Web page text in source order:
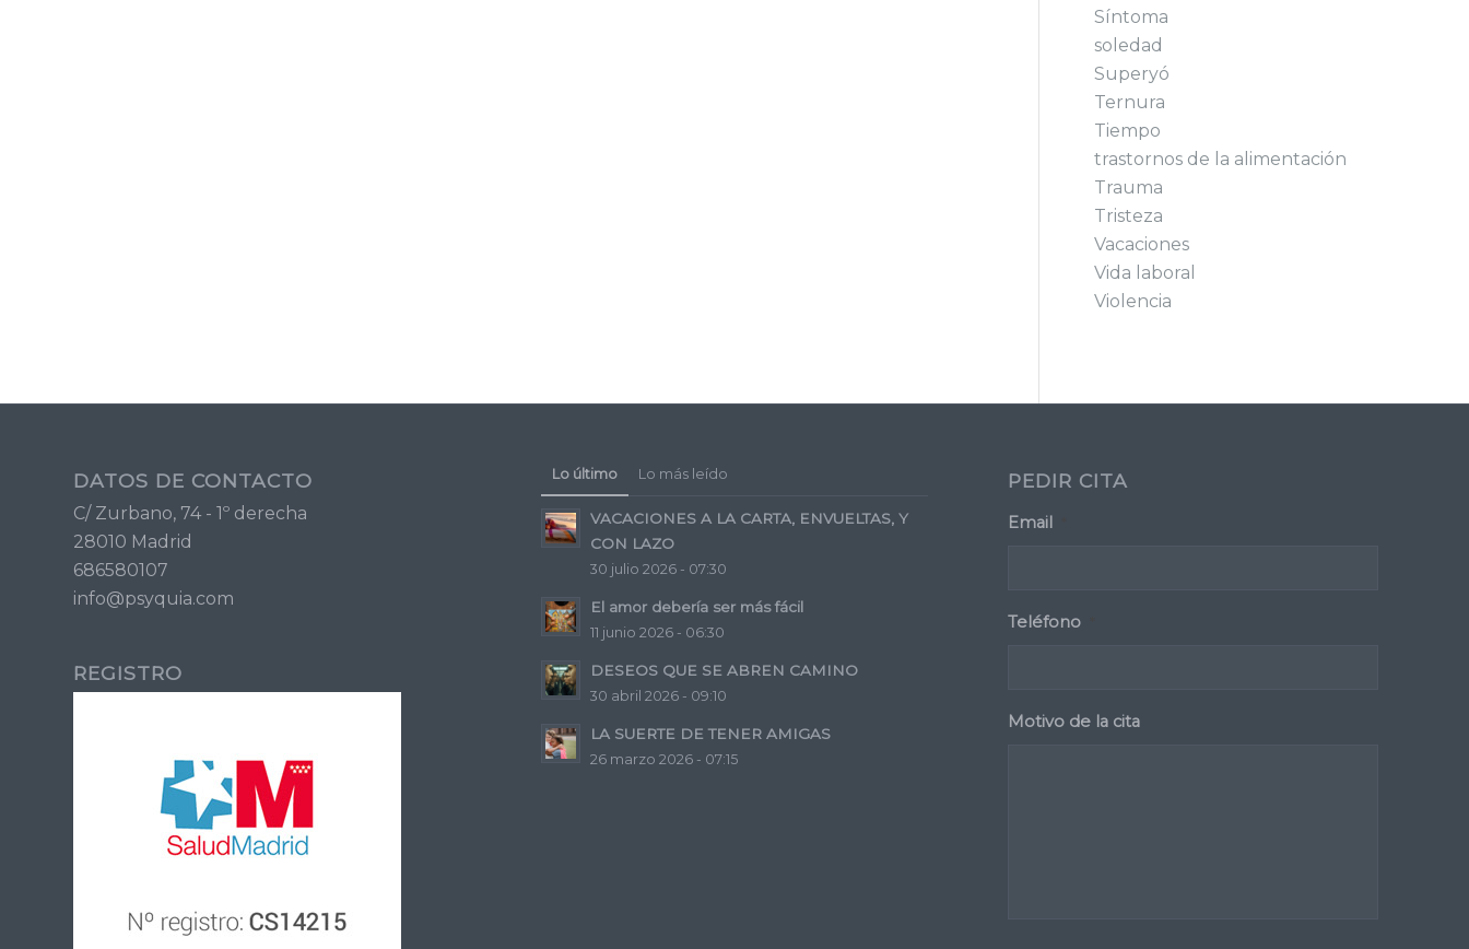
Síntoma
soledad
Superyó
Ternura
Tiempo
trastornos de la alimentación
Trauma
Tristeza
Vacaciones
Vida laboral
Violencia
DATOS DE CONTACTO
C/ Zurbano, 74 - 1º derecha
28010 Madrid
686580107
info@psyquia.com
REGISTRO
Lo último Lo más leído
VACACIONES A LA CARTA, ENVUELTAS, Y
CON LAZO
30 julio 2026 - 07:30
El amor debería ser más fácil
11 junio 2026 - 06:30
DESEOS QUE SE ABREN CAMINO
30 abril 2026 - 09:10
LA SUERTE DE TENER AMIGAS
26 marzo 2026 - 07:15
PEDIR CITA
Email
Teléfono
Motivo de la cita